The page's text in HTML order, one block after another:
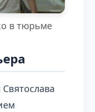
в тюрьме